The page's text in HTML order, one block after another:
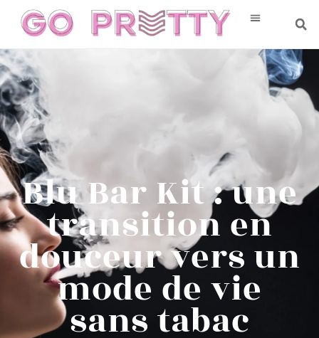
Blu Bar Kit : une
transition en
douceur vers un
mode de vie
sans tabac